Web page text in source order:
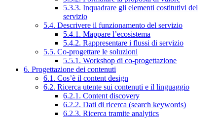
5.3.3. Inquadrare gli elementi costitutivi del
servizio
5.4. Descrivere il funzionamento del servizio
5.4.1. Mappare l’ecosistema
5.4.2. Rappresentare i flussi di servizio
5.5. Co-progettare le soluzioni
5.5.1. Workshop di co-progettazione
6. Progettazione dei contenuti
6.1. Cos’è il content design
6.2. Ricerca utente sui contenuti e il linguaggio
6.2.1. Content discovery
6.2.2. Dati di ricerca (search keywords)
6.2.3. Ricerca tramite analytics